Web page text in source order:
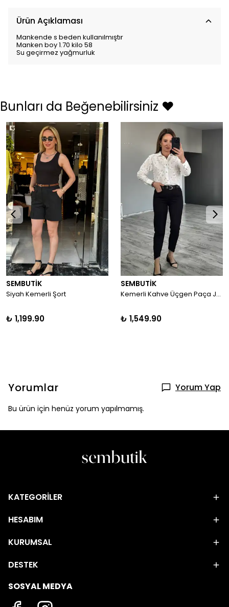
Ürün Açıklaması
Mankende s beden kullanılmıştır
Manken boy 1.70 kilo 58
Su geçirmez yağmurluk
Bunları da Beğenebilirsiniz ❤️
SEMBUTİK
Siyah Kemerli Şort
₺ 1,199.90
SEMBUTİK
Kemerli Kahve Üçgen Paça Jean
₺ 1,549.90
Yorumlar Yorum Yap
Bu ürün için henüz yorum yapılmamış.
KATEGORİLER
HESABIM
KURUMSAL
DESTEK
SOSYAL MEDYA